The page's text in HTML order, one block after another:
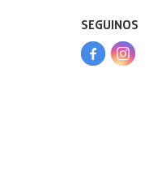
SEGUINOS
 